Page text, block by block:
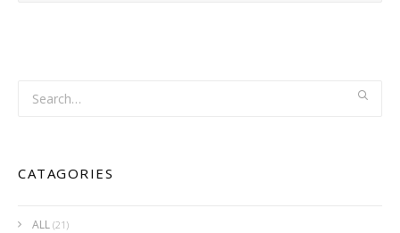
CATAGORIES
ALL (21)